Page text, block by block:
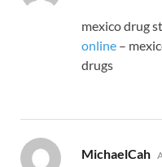
mexico drug
online –
drugs
MichaelCah